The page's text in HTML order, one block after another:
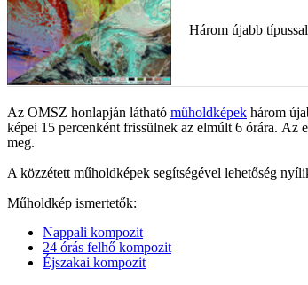
Három újabb
Az OMSZ honlapján látható műholdképek három
képei 15 percenként frissülnek az elmúlt 6 órára. Az
meg.
A közzétett műholdképek segítségével lehetőség
Műholdkép ismertetők:
Nappali kompozit
24 órás felhő kompozit
Éjszakai kompozit